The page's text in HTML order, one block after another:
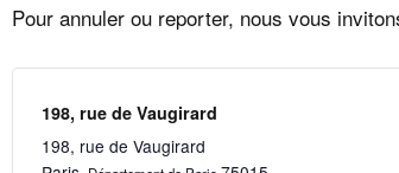
Pour annuler ou reporter, nous vous
198, rue de Vaugirard
198, rue de Vaugirard